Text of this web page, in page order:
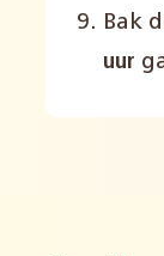
Bak
uur